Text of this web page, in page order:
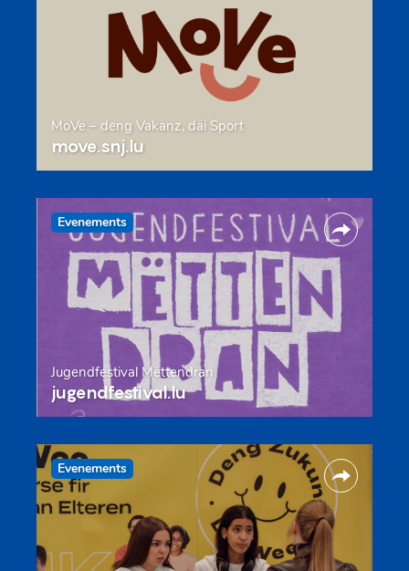
MoVe – deng Vakanz, däi Sport
move.snj.lu
Evenements
Jugendfestival Mëttendran
jugendfestival.lu
Evenements